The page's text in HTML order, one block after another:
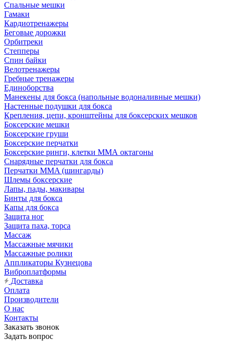
Спальные мешки
Гамаки
Кардиотренажеры
Беговые дорожки
Орбитреки
Степперы
Спин байки
Велотренажеры
Гребные тренажеры
Единоборства
Манекены для бокса (напольные водоналивные мешки)
Настенные подушки для бокса
Крепления, цепи, кронштейны для боксерских мешков
Боксерские мешки
Боксерские груши
Боксерские перчатки
Боксерские ринги, клетки ММА октагоны
Снарядные перчатки для бокса
Перчатки MMA (шингарды)
Шлемы боксерские
Лапы, пады, макивары
Бинты для бокса
Капы для бокса
Защита ног
Защита паха, торса
Массаж
Массажные мячики
Массажные ролики
Аппликаторы Кузнецова
Виброплатформы
Доставка
Оплата
Производители
О нас
Контакты
Заказать звонок
Задать вопрос